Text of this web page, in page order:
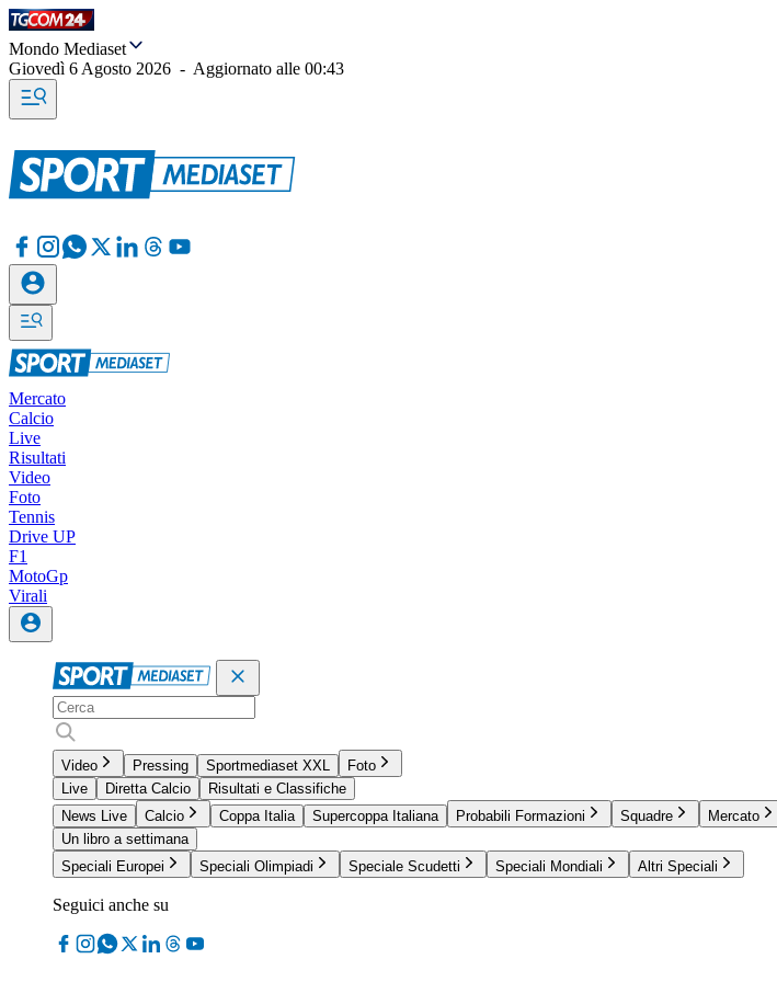
Mondo Mediaset
Giovedì 6 Agosto 2026 - Aggiornato alle 00:43
Mercato
Calcio
Live
Risultati
Video
Foto
Tennis
Drive UP
F1
MotoGp
Virali
Video Pressing Sportmediaset XXL
Foto
Live
Diretta Calcio
Risultati e Classifiche
News Live
Calcio Coppa Italia Supercoppa Italiana Probabili Formazioni Squadre Mercato
Un libro a settimana
Speciali Europei
Speciali Olimpiadi Speciale Scudetti Speciali Mondiali Altri Speciali
Seguici anche su